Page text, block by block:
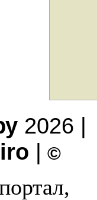
2026 |
| ©